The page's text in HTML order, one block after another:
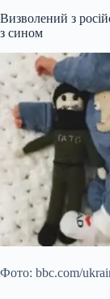
Визволений з
з сином
Фото: bbc.com/